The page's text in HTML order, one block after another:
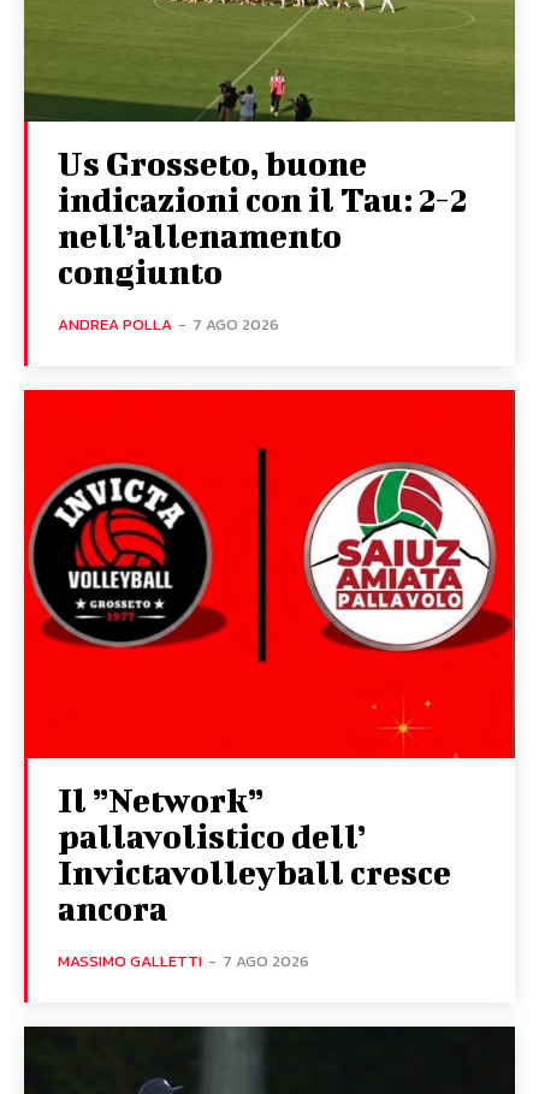
Us Grosseto, buone
indicazioni con il Tau: 2-2
nell’allenamento
congiunto
ANDREA POLLA - 7 AGO 2026
Il ”Network”
pallavolistico dell’
Invictavolleyball cresce
ancora
MASSIMO GALLETTI - 7 AGO 2026